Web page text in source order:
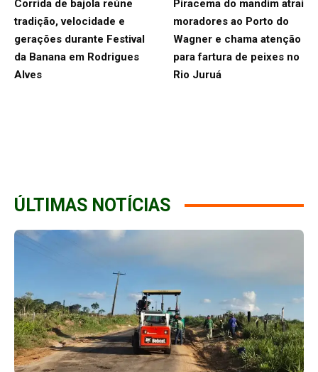
Corrida de bajola reúne
tradição, velocidade e
gerações durante Festival
da Banana em Rodrigues
Alves
Piracema do mandim atrai
moradores ao Porto do
Wagner e chama atenção
para fartura de peixes no
Rio Juruá
ÚLTIMAS NOTÍCIAS